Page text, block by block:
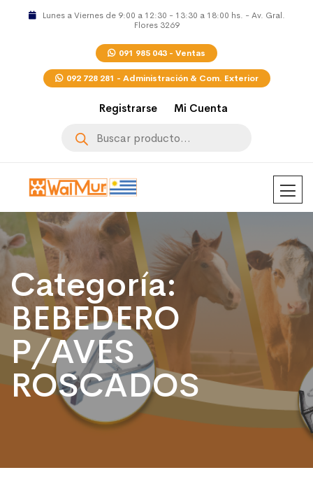
Lunes a Viernes de 9:00 a 12:30 - 13:30 a 18:00 hs. - Av. Gral.
Flores 3269
091 985 043 - Ventas
092 728 281 - Administración & Com. Exterior
Registrarse Mi Cuenta
Categoría:
BEBEDERO
P/AVES
ROSCADOS